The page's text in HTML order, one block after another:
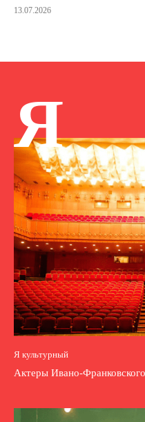
13.07.2026
Я
Я культурный
Актеры Ивано-